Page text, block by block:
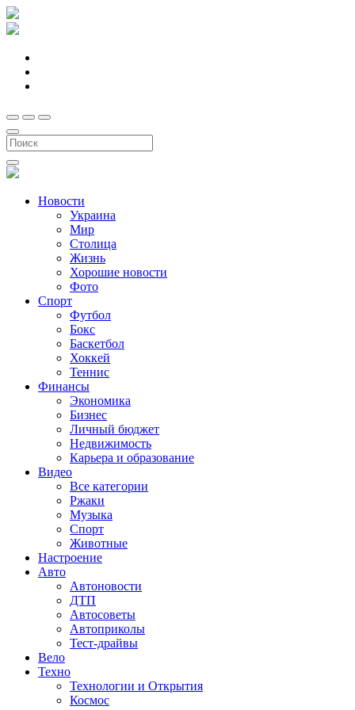
Новости
Украина
Мир
Столица
Жизнь
Хорошие новости
Фото
Спорт
Футбол
Бокс
Баскетбол
Хоккей
Теннис
Финансы
Экономика
Бизнес
Личный бюджет
Недвижимость
Карьера и образование
Видео
Все категории
Ржаки
Музыка
Спорт
Животные
Настроение
Авто
Автоновости
ДТП
Автосоветы
Автоприколы
Тест-драйвы
Вело
Техно
Технологии и Открытия
Космос